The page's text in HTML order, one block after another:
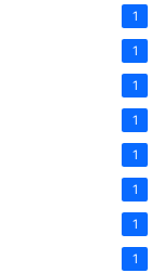
1
1
1
1
1
1
1
1